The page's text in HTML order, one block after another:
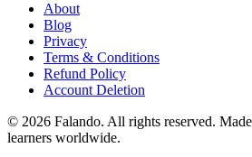
About
Blog
Privacy
Terms & Conditions
Refund Policy
Account Deletion
© 2026 Falando. All rights reserved.
learners worldwide.